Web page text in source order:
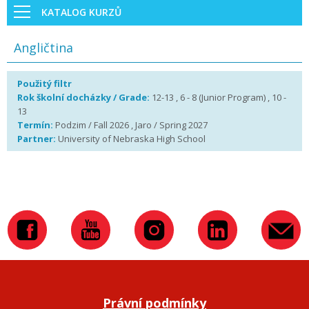
KATALOG KURZŮ
Angličtina
Použitý filtr
Rok školní docházky / Grade: 12-13 , 6 - 8 (Junior Program) , 10 -
13
Termín: Podzim / Fall 2026 , Jaro / Spring 2027
Partner: University of Nebraska High School
Právní podmínky